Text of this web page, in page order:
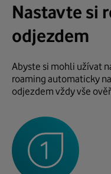
Nastavte si
odjezdem
Abyste si mohli užívat
roaming automaticky
odjezdem vždy vše